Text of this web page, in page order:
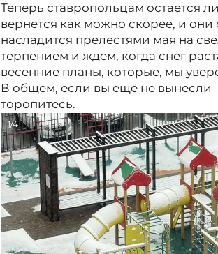
Теперь ставропольцам остается
вернется как можно скорее, и они
насладится прелестями мая на
терпением и ждем, когда снег
весенние планы, которые, мы
В общем, если вы ещё не
торопитесь.
1/4